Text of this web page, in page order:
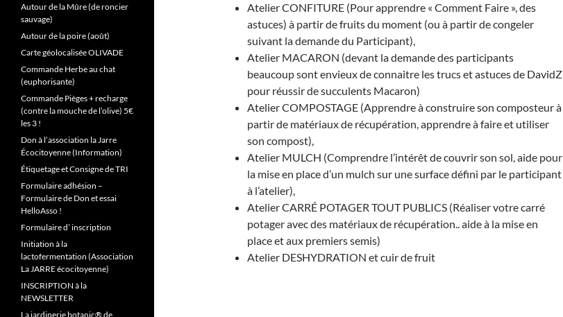
Atelier CONFITURE (Pour apprendre « Comment Faire », des
astuces) à partir de fruits du moment (ou à partir de congeler
suivant la demande du Participant),
Atelier MACARON (devant la demande des participants
beaucoup sont envieux de connaitre les trucs et astuces de DavidZ
pour réussir de succulents Macaron)
Atelier COMPOSTAGE (Apprendre à construire son composteur à
partir de matériaux de récupération, apprendre à faire et utiliser
son compost),
Atelier MULCH (Comprendre l’intérêt de couvrir son sol, aide pour
la mise en place d’un mulch sur une surface défini par le participant
à l’atelier),
Atelier CARRÉ POTAGER TOUT PUBLICS (Réaliser votre carré
potager avec des matériaux de récupération.. aide à la mise en
place et aux premiers semis)
Atelier DESHYDRATION et cuir de fruit
Autour de la Mûre (de roncier
sauvage)
Autour de la poire (août)
Carte géolocalisée OLIVADE
Commande Herbe au chat
(euphorisante)
Commande Pièges + recharge
(contre la mouche de l’olive) 5€
les 3 !
Don à l’association la Jarre
Écocitoyenne (Information)
Étiquetage et Consigne de TRI
Formulaire adhésion –
Formulaire de Don et essai
HelloAsso !
Formulaire d’ inscription
Initiation à la
lactofermentation (Association
La JARRE écocitoyenne)
INSCRIPTION à la
NEWSLETTER
La jardinerie botanic® de